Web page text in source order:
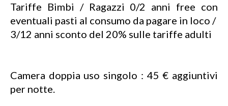
Tariffe Bimbi / Ragazzi 0/2 anni free con
eventuali pasti al consumo da pagare in loco /
3/12 anni sconto del 20% sulle tariffe adulti
Camera doppia uso singolo : 45 € aggiuntivi
per notte.